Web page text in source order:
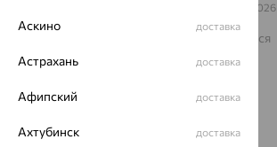
– 2026
Архив акций
На информационном ресурсе применяются
Политика конфеденциальности
Аскино доставка
Астрахань доставка
Афипский доставка
Ахтубинск доставка